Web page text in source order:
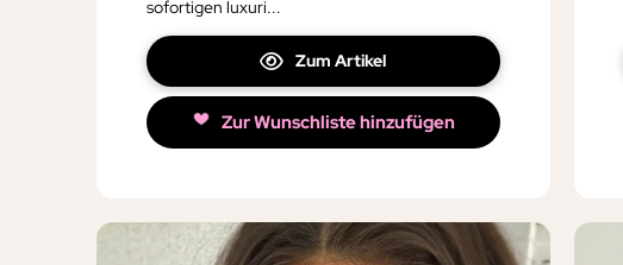
sofortigen luxuri...
Zum Artikel
Zur Wunschliste hinzufügen